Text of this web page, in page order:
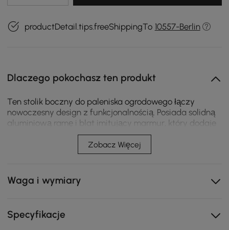
productDetail.tips.freeShippingTo 10557-Berlin
Dlaczego pokochasz ten produkt
Ten stolik boczny do paleniska ogrodowego łączy
nowoczesny design z funkcjonalnością. Posiada solidną
aluminiową ramę i blat imitujący marmur, który dodaje
elegancji. Unikalny, tkany wzór otacza palenisko,
dodając stylowy element do Twojego patio lub ogrodu.
Jest odporny na warunki atmosferyczne i
przekąski, dzięki czemu jest idealnym centralnym
punktem spotkań na świeżym powietrzu.
Wytrzymała rama aluminiowa
Zobacz Więcej
Waga i wymiary
Specyfikacje